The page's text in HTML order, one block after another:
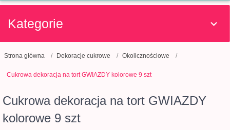
Kategorie
Strona główna Dekoracje cukrowe Okolicznościowe
Cukrowa dekoracja na tort GWIAZDY kolorowe 9 szt
Cukrowa dekoracja na tort GWIAZDY
kolorowe 9 szt